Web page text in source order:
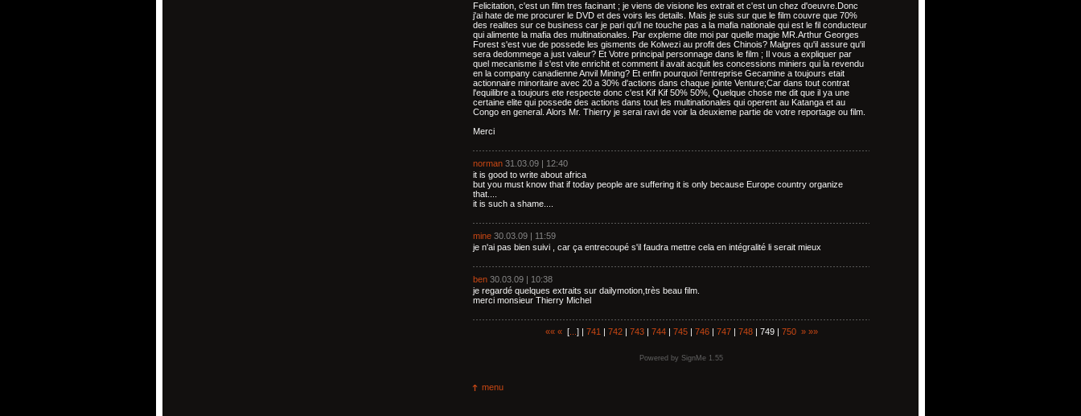
Felicitation, c'est un film tres facinant ; je viens de visione les extrait et c'est un chez d'oeuvre.Donc
j'ai hate de me procurer le DVD et des voirs les details. Mais je suis sur que le film couvre que 70%
des realites sur ce business car je pari qu'il ne touche pas a la mafia nationale qui est le fil conducteur
qui alimente la mafia des multinationales. Par expleme dite moi par quelle magie MR.Arthur Georges
Forest s'est vue de possede les gisments de Kolwezi au profit des Chinois? Malgres qu'il assure qu'il
sera dedommege a just valeur? Et Votre principal personnage dans le film ; Il vous a expliquer par
quel mecanisme il s'est vite enrichit et comment il avait acquit les concessions miniers qui la revendu
en la company canadienne Anvil Mining? Et enfin pourquoi l'entreprise Gecamine a toujours etait
actionnaire minoritaire avec 20 a 30% d'actions dans chaque jointe Venture;Car dans tout contrat
l'equilibre a toujours ete respecte donc c'est Kif Kif 50% 50%, Quelque chose me dit que il ya une
certaine elite qui possede des actions dans tout les multinationales qui operent au Katanga et au
Congo en general. Alors Mr. Thierry je serai ravi de voir la deuxieme partie de votre reportage ou film.
Merci
norman 31.03.09 | 12:40
it is good to write about africa
but you must know that if today people are suffering it is only because Europe country organize
that....
it is such a shame....
mine 30.03.09 | 11:59
je n'ai pas bien suivi , car ça entrecoupé s'il faudra mettre cela en intégralité li serait mieux
ben 30.03.09 | 10:38
je regardé quelques extraits sur dailymotion,très beau film.
merci monsieur Thierry Michel
«« «[... ] | 741 | 742| 743| 744| 745| 746| 747| 748| 749 | 750 » »»
Powered by SignMe 1.55
menu